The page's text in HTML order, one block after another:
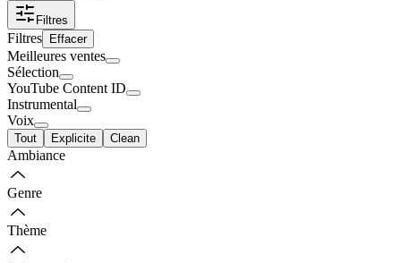
Filtres
Filtres Effacer
Meilleures ventes
Sélection
YouTube Content ID
Instrumental
Voix
Tout Explicite Clean
Ambiance
Genre
Thème